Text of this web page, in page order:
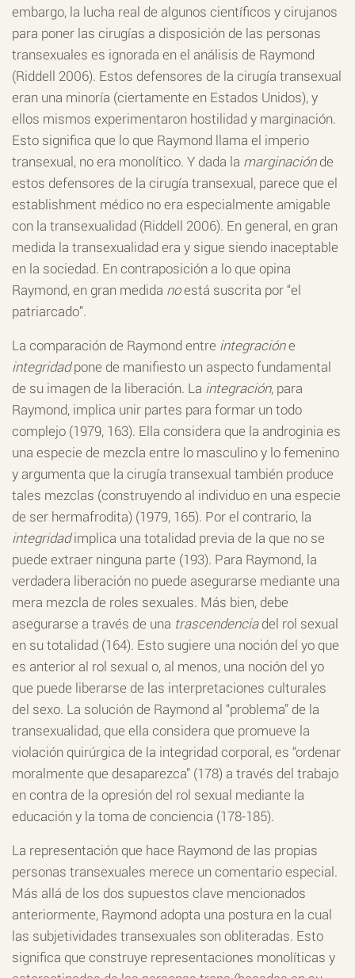
embargo, la lucha real de algunos científicos y cirujanos
para poner las cirugías a disposición de las personas
transexuales es ignorada en el análisis de Raymond
(Riddell 2006). Estos defensores de la cirugía transexual
eran una minoría (ciertamente en Estados Unidos), y
ellos mismos experimentaron hostilidad y marginación.
Esto significa que lo que Raymond llama el imperio
transexual, no era monolítico. Y dada la marginaciónde
estos defensores de la cirugía transexual, parece que el
establishment médico no era especialmente amigable
con la transexualidad (Riddell 2006). En general, en gran
medida la transexualidad era y sigue siendo inaceptable
en la sociedad. En contraposición a lo que opina
Raymond, en gran medida noestá suscrita por “el
patriarcado”.
La comparación de Raymond entre integracióne
integridadpone de manifiesto un aspecto fundamental
de su imagen de la liberación. La integración, para
Raymond, implica unir partes para formar un todo
complejo (1979, 163). Ella considera que la androginia es
una especie de mezcla entre lo masculino y lo femenino
y argumenta que la cirugía transexual también produce
tales mezclas (construyendo al individuo en una especie
de ser hermafrodita) (1979, 165). Por el contrario, la
integridadimplica una totalidad previa de la que no se
puede extraer ninguna parte (193). Para Raymond, la
verdadera liberación no puede asegurarse mediante una
mera mezcla de roles sexuales. Más bien, debe
asegurarse a través de una trascendenciadel rol sexual
en su totalidad (164). Esto sugiere una noción del yo que
es anterior al rol sexual o, al menos, una noción del yo
que puede liberarse de las interpretaciones culturales
del sexo. La solución de Raymond al “problema” de la
transexualidad, que ella considera que promueve la
violación quirúrgica de la integridad corporal, es “ordenar
moralmente que desaparezca” (178) a través del trabajo
en contra de la opresión del rol sexual mediante la
educación y la toma de conciencia (178-185).
La representación que hace Raymond de las propias
personas transexuales merece un comentario especial.
Más allá de los dos supuestos clave mencionados
anteriormente, Raymond adopta una postura en la cual
las subjetividades transexuales son obliteradas. Esto
significa que construye representaciones monolíticas y